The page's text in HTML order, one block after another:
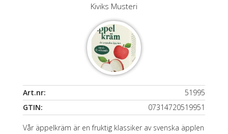
Kiviks Musteri
Art.nr:
51995
GTIN:
07314720519951
Vår äppelkräm är en fruktig klassiker av svenska äpplen